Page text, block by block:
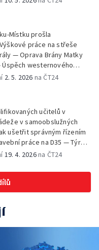
v Plzni — Spory o
pozadím — Letní
a v kempech —
Velké Prahy Bartoš
Místku prošla
práce na střeše
— Oprava Brány Matky
westernového
Příběh japonské hraběnky
— Osvobozování
po válce — Slavnosti
v Rapotíně nahradí
slaví 100 let — Odborníci
Staré Bělé —
Jiřičné na pardubickém
postavili v Pelhřimově
2. 5. 2026 na ČT24
učitelů v
v samoobslužných
ušetřit správným řízením
práce na D35 — Týrání
zvířat — O dominantu
památek v Třebíči —
českého porcelánu a jeho
porcelán pro Titanic —
stromků s příběhem —
19. 4. 2026na ČT24